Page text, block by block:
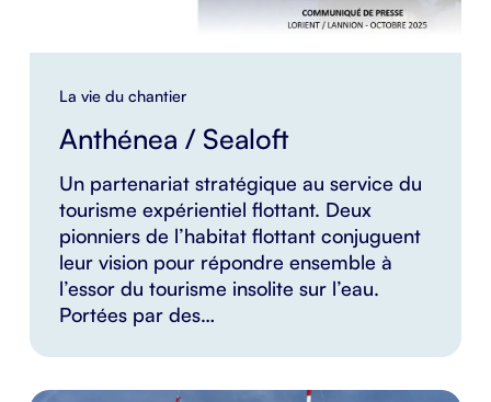
La vie du chantier
Anthénea / Sealoft
Un partenariat stratégique au service du
tourisme expérientiel flottant. Deux
pionniers de l’habitat flottant conjuguent
leur vision pour répondre ensemble à
l’essor du tourisme insolite sur l’eau.
Portées par des…